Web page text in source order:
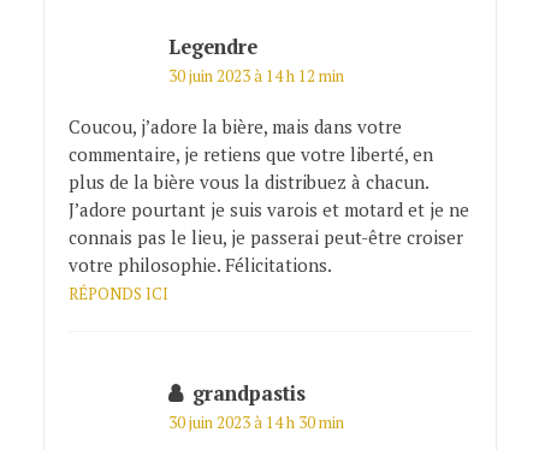
Legendre
30 juin 2023 à 14 h 12 min
Coucou, j’adore la bière, mais dans votre
commentaire, je retiens que votre liberté, en
plus de la bière vous la distribuez à chacun.
J’adore pourtant je suis varois et motard et je ne
connais pas le lieu, je passerai peut-être croiser
votre philosophie. Félicitations.
RÉPONDS ICI
grandpastis
30 juin 2023 à 14 h 30 min